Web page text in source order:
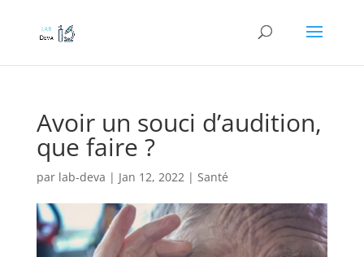
Avoir un souci d’audition,
que faire ?
par lab-deva | Jan 12, 2022| Santé